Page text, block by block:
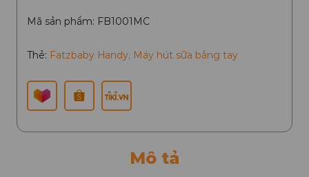
Mã sản phẩm: FB1001MC
Thẻ: Fatzbaby Handy, Máy hút sữa bằng tay
Mô tả